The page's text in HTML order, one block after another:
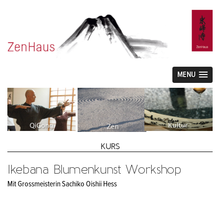
MENU
KURS
Ikebana Blumenkunst Workshop
Mit Grossmeisterin Sachiko Oishii Hess